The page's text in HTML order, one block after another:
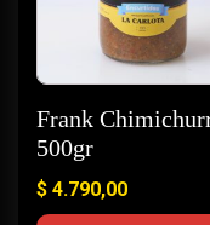
Frank
500gr
$ 4.790,00